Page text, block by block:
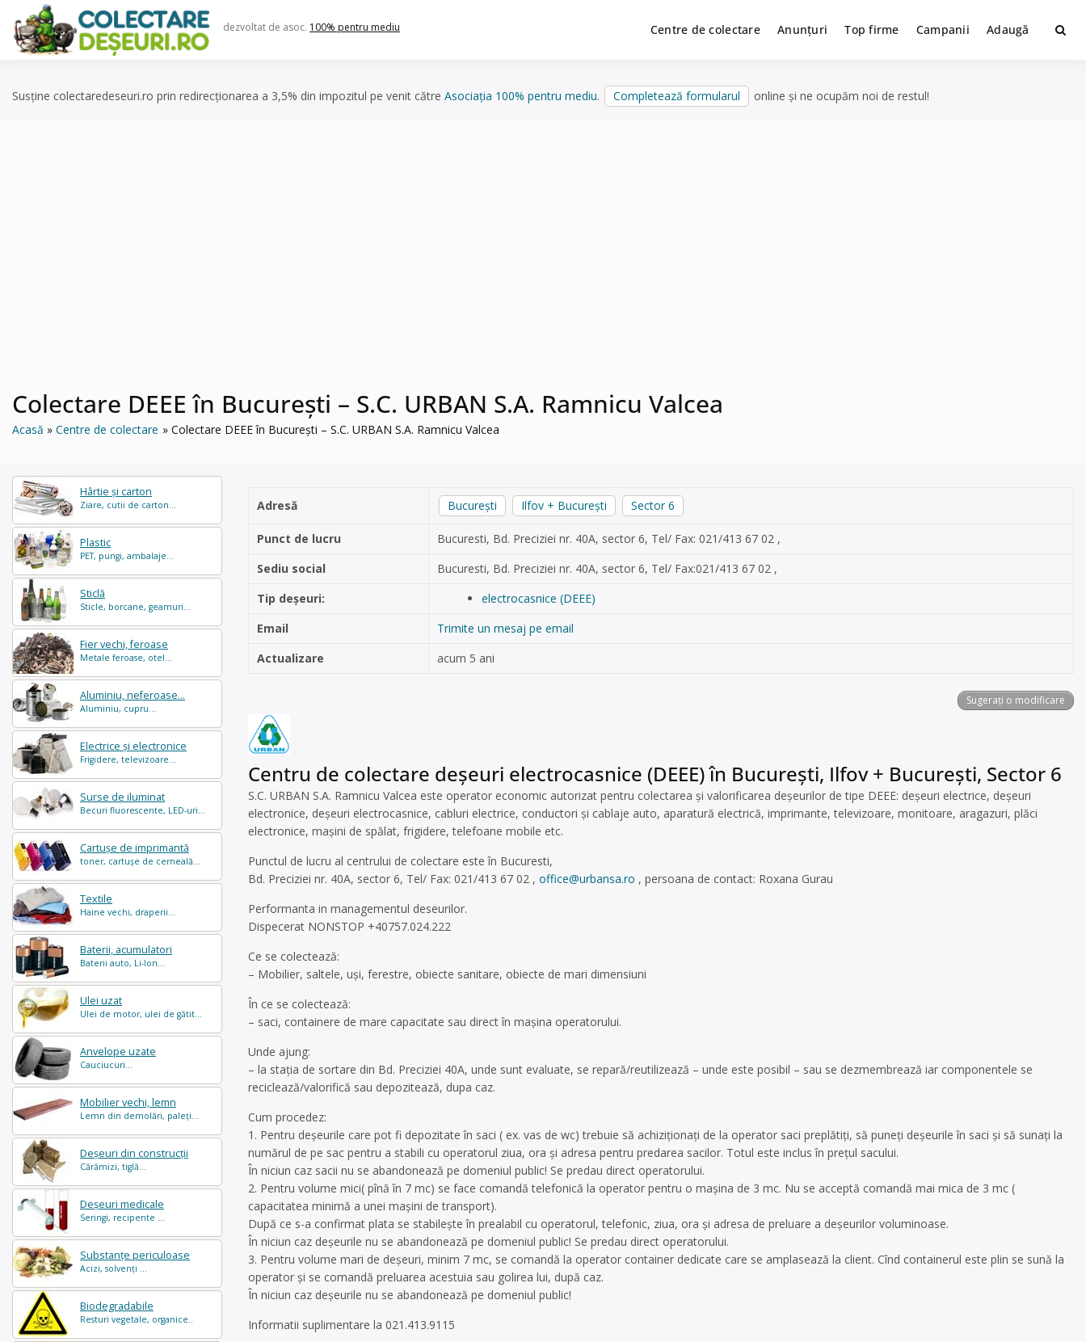
content
dezvoltat de asoc. 100% pentru mediu Centre de colectare Anunțuri Top firme Campanii Adaugă
Susține colectaredeseuri.ro prin redirecționarea a 3,5% din impozitul pe venit către Asociația 100% pentru mediu. Completează formularul online și ne ocupăm noi de restul!
Colectare DEEE în București – S.C. URBAN S.A. Ramnicu Valcea
Acasă Centre de colectare Colectare DEEE în București – S.C. URBAN S.A. Ramnicu Valcea
Hârtie și carton
Ziare, cutii de carton...
Plastic
PET, pungi, ambalaje...
Sticlă
Sticle, borcane, geamuri...
Fier vechi, feroase
Metale feroase, otel...
Aluminiu, neferoase...
Aluminiu, cupru...
Electrice și electronice
Frigidere, televizoare...
Surse de iluminat
Becuri fluorescente, LED-uri...
Cartușe de imprimantă
toner, cartușe de cerneală...
Textile
Haine vechi, draperii...
Baterii, acumulatori
Baterii auto, Li-Ion...
Ulei uzat
Ulei de motor, ulei de gătit...
Anvelope uzate
Cauciucuri...
Mobilier vechi, lemn
Lemn din demolări, paleți...
Deșeuri din construcții
Cărămizi, tiglă...
Deșeuri medicale
Seringi, recipente ...
Substanțe periculoase
Acizi, solvenți ...
Biodegradabile
Resturi vegetale, organice..
Adresă București Ilfov + București Sector 6
Punct de lucru
Bucuresti, Bd. Preciziei nr. 40A, sector 6, Tel/ Fax: 021/413 67 02 ,
Sediu social
Bucuresti, Bd. Preciziei nr. 40A, sector 6, Tel/ Fax:021/413 67 02 ,
Tip deșeuri:
electrocasnice (DEEE)
Email
Trimite un mesaj pe email
Actualizare
acum 5 ani
Sugerați o modificare
Centru de colectare deșeuri electrocasnice (DEEE) în București, Ilfov + București, Sector 6
S.C. URBAN S.A. Ramnicu Valcea este operator economic autorizat pentru colectarea și valorificarea deșeurilor de tipe DEEE: deșeuri electrice, deșeuri
electronice, deșeuri electrocasnice, cabluri electrice, conductori și cablaje auto, aparatură electrică, imprimante, televizoare, monitoare, aragazuri, plăci
electronice, mașini de spălat, frigidere, telefoane mobile etc.
Punctul de lucru al centrului de colectare este în Bucuresti,
Bd. Preciziei nr. 40A, sector 6, Tel/ Fax: 021/413 67 02 , office@urbansa.ro , persoana de contact: Roxana Gurau
Performanta in managementul deseurilor.
Dispecerat NONSTOP +40757.024.222
Ce se colectează:
– Mobilier, saltele, uşi, ferestre, obiecte sanitare, obiecte de mari dimensiuni
În ce se colectează:
– saci, containere de mare capacitate sau direct în mașina operatorului.
Unde ajung:
– la stația de sortare din Bd. Preciziei 40A, unde sunt evaluate, se repară/reutilizează – unde este posibil – sau se dezmembrează iar componentele se
reciclează/valorifică sau depozitează, dupa caz.
Cum procedez:
1. Pentru deșeurile care pot fi depozitate în saci ( ex. vas de wc) trebuie să achiziționați de la operator saci preplătiți, să puneți deșeurile în saci și să sunați la
numărul de pe sac pentru a stabili cu operatorul ziua, ora și adresa pentru predarea sacilor. Totul este inclus în prețul sacului.
În niciun caz sacii nu se abandonează pe domeniul public! Se predau direct operatorului.
2. Pentru volume mici( pînă în 7 mc) se face comandă telefonică la operator pentru o mașina de 3 mc. Nu se acceptă comandă mai mica de 3 mc (
capacitatea minimă a unei mașini de transport).
După ce s-a confirmat plata se stabilește în prealabil cu operatorul, telefonic, ziua, ora și adresa de preluare a deșeurilor voluminoase.
În niciun caz deșeurile nu se abandonează pe domeniul public! Se predau direct operatorului.
3. Pentru volume mari de deșeuri, minim 7 mc, se comandă la operator container dedicate care se amplasează la client. Cînd containerul este plin se sună la
operator și se comandă preluarea acestuia sau golirea lui, după caz.
În niciun caz deșeurile nu se abandonează pe domeniul public!
Informatii suplimentare la 021.413.9115